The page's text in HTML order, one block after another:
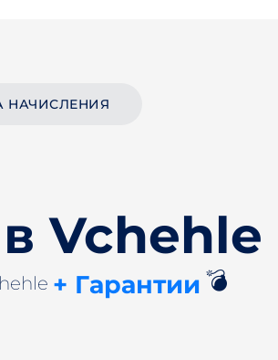
НАЧИСЛЕНИЯ
Vchehle
+ Гарантии 💣